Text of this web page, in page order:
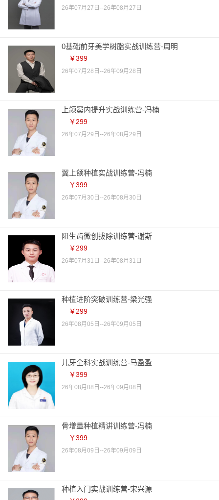
26年07月27日--26年08月27日
0基础前牙美学树脂实战训练营-周明
￥399
26年07月28日--26年09月28日
上颌窦内提升实战训练营-冯楠
￥299
26年07月29日--26年08月29日
翼上颌种植实战训练营-冯楠
￥399
26年07月30日--26年08月30日
阻生齿微创拔除训练营-谢斯
￥299
26年07月31日--26年08月31日
种植进阶突破训练营-梁光强
￥299
26年08月05日--26年09月05日
儿牙全科实战训练营-马盈盈
￥399
26年08月08日--26年09月08日
骨增量种植精讲训练营-冯楠
￥399
26年08月09日--26年09月09日
种植入门实战训练营-宋兴源